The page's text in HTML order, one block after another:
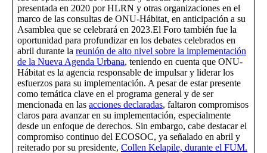
presentada en 2020 por HLRN y otras organizaciones en el
marco de las consultas de ONU-Hábitat, en anticipación a su
Asamblea que se celebrará en 2023.El Foro también fue la
oportunidad para profundizar en los debates celebrados en
abril durante la reunión de alto nivel sobre la implementación
de la Nueva Agenda Urbana, teniendo en cuenta que ONU-
Hábitat es la agencia responsable de impulsar y liderar los
esfuerzos para su implementación. A pesar de estar presente
como temática clave en el programa general y de ser
mencionada en las acciones declaradas, faltaron compromisos
claros para avanzar en su implementación, especialmente
desde un enfoque de derechos. Sin embargo, cabe destacar el
compromiso continuo del ECOSOC, ya señalado en abril y
reiterado por su presidente, Collen Kelapile, durante el FUM.